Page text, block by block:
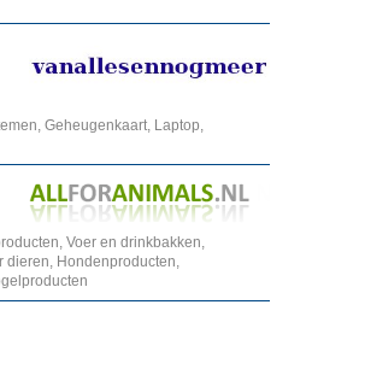
Geheugenkaart, Laptop,
Voer en drinkbakken,
dieren, Hondenproducten,